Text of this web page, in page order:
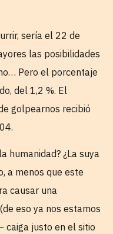
sería el 22 de
las posibilidades
Pero el porcentaje
del 1,2 %. El
golpearnos recibió
humanidad? ¿La suya
a menos que este
causar una
eso ya nos estamos
caiga justo en el sitio